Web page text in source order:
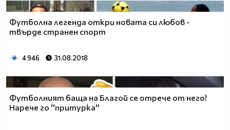
Футболна легенда откри новата си любов -
твърде странен спорт
4 946 31.08.2018
Футболният баща на Благой се отрече от него!
Нарече го ''притурка''